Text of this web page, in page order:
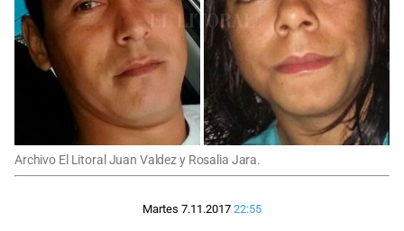
Archivo El Litoral Juan Valdez y Rosalia Jara.
Martes 7.11.2017 22:55